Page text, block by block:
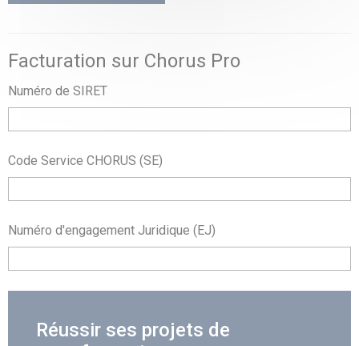
Facturation sur Chorus Pro
Numéro de SIRET
Code Service CHORUS (SE)
Numéro d'engagement Juridique (EJ)
Réussir ses projets de